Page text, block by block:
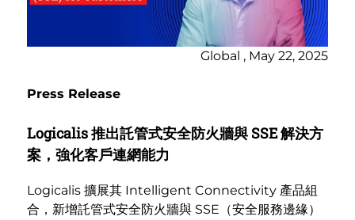
Global , May 22, 2025
Press Release
Logicalis 推出託管式安全防火牆與 SSE 解決方
案，強化客戶連網能力
Logicalis 擴展其 Intelligent Connectivity 產品組
合，新增託管式安全防火牆與 SSE（安全服務邊緣）